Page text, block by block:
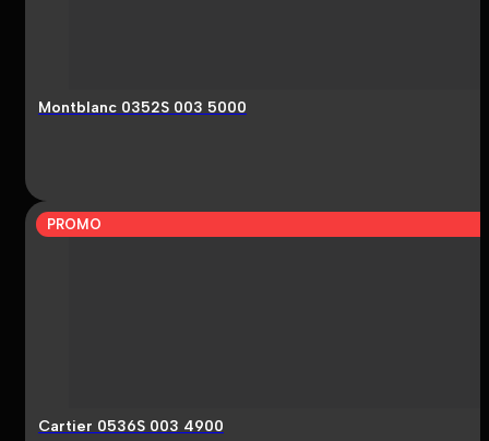
Montblanc 0352S 003 5000
PROMO
Cartier 0536S 003 4900